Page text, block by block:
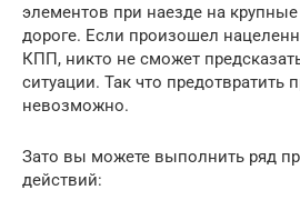
элементов при наезде на крупные
дороге. Если произошел
КПП, никто не сможет
ситуации. Так что предотвратить
невозможно.
Зато вы можете выполнить ряд
действий: